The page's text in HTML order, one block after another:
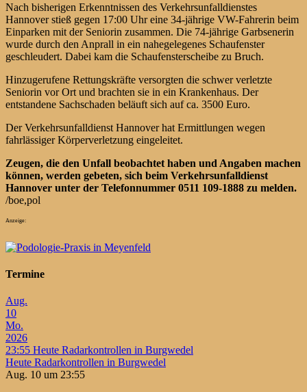
Nach bisherigen Erkenntnissen des Verkehrsunfalldienstes
Hannover stieß gegen 17:00 Uhr eine 34-jährige VW-Fahrerin beim
Einparken mit der Seniorin zusammen. Die 74-jährige Garbsenerin
wurde durch den Anprall in ein nahegelegenes Schaufenster
geschleudert. Dabei kam die Schaufensterscheibe zu Bruch.
Hinzugerufene Rettungskräfte versorgten die schwer verletzte
Seniorin vor Ort und brachten sie in ein Krankenhaus. Der
entstandene Sachschaden beläuft sich auf ca. 3500 Euro.
Der Verkehrsunfalldienst Hannover hat Ermittlungen wegen
fahrlässiger Körperverletzung eingeleitet.
Zeugen, die den Unfall beobachtet haben und Angaben machen
können, werden gebeten, sich beim Verkehrsunfalldienst
Hannover unter der Telefonnummer 0511 109-1888 zu melden.
/boe,pol
Anzeige:
Termine
Aug.
10
Mo.
2026
23:55 Heute Radarkontrollen in Burgwedel
Heute Radarkontrollen in Burgwedel
Aug. 10 um 23:55